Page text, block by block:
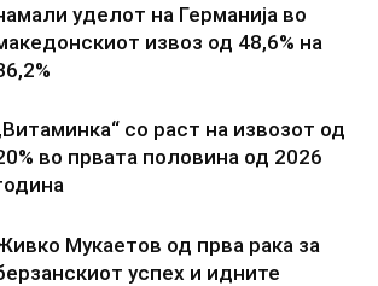
уделот на Германија во
извоз од 48,6% на
со раст на извозот од
во првата половина од 2026
Мукаетов од прва рака за
успех и идните